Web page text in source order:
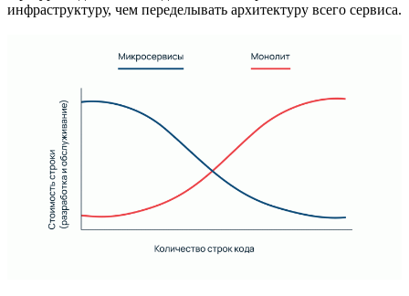
инфраструктуру, чем переделывать архитектуру всего сервиса.